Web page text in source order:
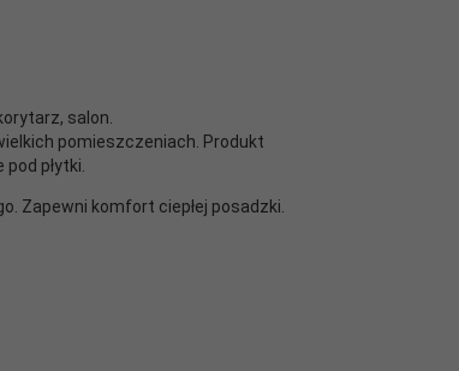
salon.
pomieszczeniach. Produkt
płytki.
Zapewni komfort ciepłej posadzki.